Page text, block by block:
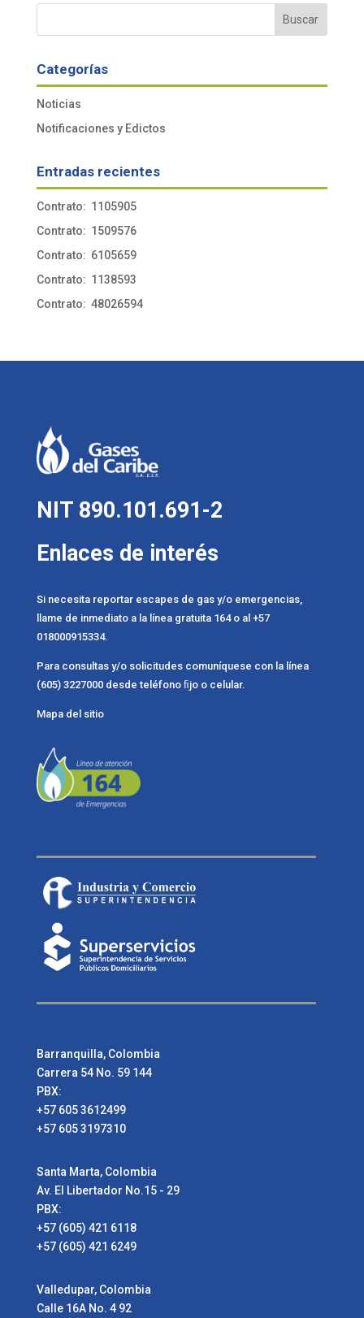
Buscar
Categorías
Noticias
Notificaciones y Edictos
Entradas recientes
Contrato: 1105905
Contrato: 1509576
Contrato: 6105659
Contrato: 1138593
Contrato: 48026594
NIT 890.101.691-2
Enlaces de interés
Si necesita reportar escapes de gas y/o emergencias,
llame de inmediato a la línea gratuita 164 o al +57
018000915334.
Para consultas y/o solicitudes comuníquese con la línea
(605) 3227000 desde teléfono ﬁjo o celular.
Mapa del sitio
Barranquilla, Colombia
Carrera 54 No. 59 144
PBX:
+57 605 3612499
+57 605 3197310
Santa Marta, Colombia
Av. El Libertador No.15 - 29
PBX:
+57 (605) 421 6118
+57 (605) 421 6249
Valledupar, Colombia
Calle 16A No. 4 92